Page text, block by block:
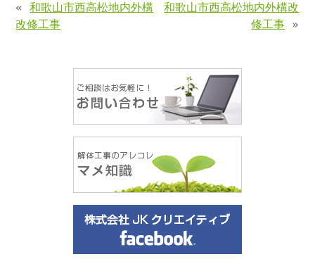
«和歌山市西高松地内外構
改修工事
和歌山市西高松地内外構改
修工事 »